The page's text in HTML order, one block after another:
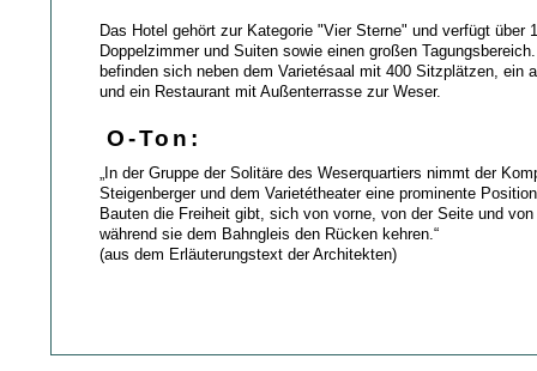
Das Hotel gehört zur Kategorie "Vier Sterne" und verfügt über
Doppelzimmer und Suiten sowie einen großen
befinden sich neben dem Varietésaal mit 400 Sitzplätzen, ein
und ein Restaurant mit Außenterrasse zur Weser.
O-Ton:
„In der Gruppe der Solitäre des Weserquartiers nimmt der
Steigenberger und dem Varietétheater eine prominente
Bauten die Freiheit gibt, sich von vorne, von der Seite und
während sie dem Bahngleis den Rücken kehren.“
(aus dem Erläuterungstext der Architekten)